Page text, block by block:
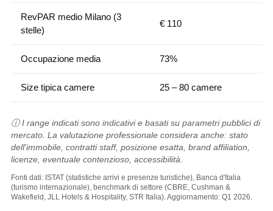
RevPAR medio Milano (3
stelle)
€ 110
Occupazione media 73%
Size tipica camere 25 – 80 camere
ⓘ I range indicati sono indicativi e basati su parametri pubblici di
mercato. La valutazione professionale considera anche: stato
dell'immobile, contratti staff, posizione esatta, brand affiliation,
licenze, eventuale contenzioso, accessibilità.
Fonti dati: ISTAT (statistiche arrivi e presenze turistiche), Banca d'Italia
(turismo internazionale), benchmark di settore (CBRE, Cushman &
Wakefield, JLL Hotels & Hospitality, STR Italia). Aggiornamento: Q1 2026.